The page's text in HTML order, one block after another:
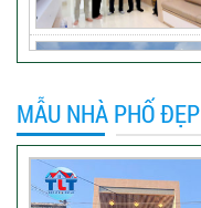
MẪU NHÀ PHỐ ĐẸP